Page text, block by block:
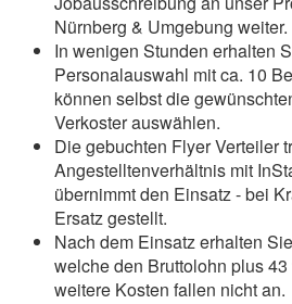
Nürnberg & Umgebung weiter.
In wenigen Stunden erhalten
Personalauswahl mit ca. 10
können selbst die
Verkoster auswählen.
Die gebuchten Flyer Verteiler
Angestelltenverhältnis mit
übernimmt den Einsatz - bei
Ersatz gestellt.
Nach dem Einsatz erhalten
welche den Bruttolohn plus
weitere Kosten fallen nicht an.